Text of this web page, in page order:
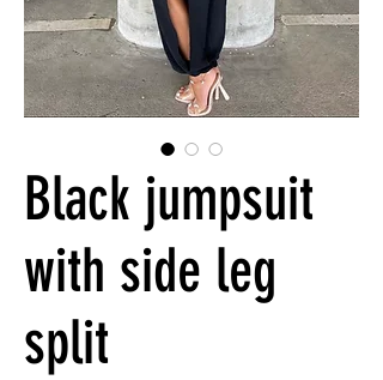
Black jumpsuit
with side leg
split